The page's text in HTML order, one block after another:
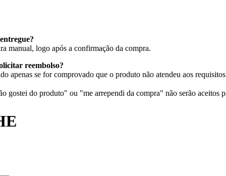
manual, logo após a confirmação da compra.
reembolso?
apenas se for comprovado que o produto não atendeu aos
gostei do produto" ou "me arrependi da compra" não serão aceitos